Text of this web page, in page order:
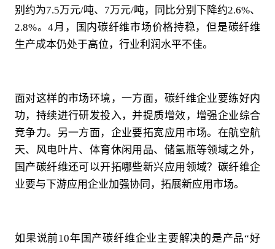
别约为7.5万元/吨、7万元/吨，同比分别下降约2.6%、
2.8%。4月，国内碳纤维市场价格持稳，但是碳纤维
生产成本仍处于高位，行业利润水平不佳。
面对这样的市场环境，一方面，碳纤维企业要练好内
功，持续进行研发投入，并提质增效，增强企业综合
竞争力。另一方面，企业要拓宽应用市场。在航空航
天、风电叶片、体育休闲用品、储氢瓶等领域之外，
国产碳纤维还可以开拓哪些新兴应用领域？碳纤维企
业要与下游应用企业加强协同，拓展新应用市场。
如果说前10年国产碳纤维企业主要解决的是产品“好